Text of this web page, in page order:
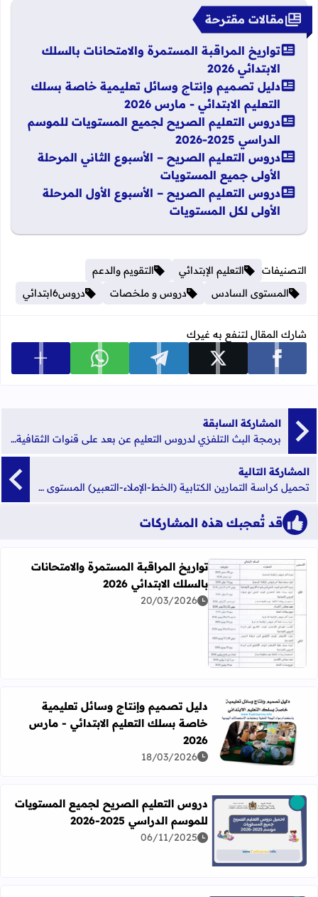
مقالات مقترحة
تواريخ المراقبة المستمرة والامتحانات بالسلك
الابتدائي 2026
دليل تصميم وإنتاج وسائل تعليمية خاصة بسلك
التعليم الابتدائي - مارس 2026
دروس التعليم الصريح لجميع المستويات للموسم
الدراسي 2025-2026
دروس التعليم الصريح – الأسبوع الثاني المرحلة
الأولى جميع المستويات
دروس التعليم الصريح – الأسبوع الأول المرحلة
الأولى لكل المستويات
التصنيفات التعليم الإبتدائي
التقويم والدعم
المستوى السادس
دروس و ملخصات دروس6ابتدائي
شارك المقال لتنفع به غيرك
شارك على facebook شارك على x شارك على telegram شارك على whatsapp عرض
المشاركة السابقة
برمجة البث التلفزي لدروس التعليم عن بعد على قنوات الثقافية والأمازيغية والعيون ليوم الاحد 28 مارس 2020
المشاركة التالية
تحميل كراسة التمارين الكتابية (الخط-الإملاء-التعبير) المستوى الأول
قد تُعجبك هذه المشاركات
اقرأ المزيد عن تواريخ المراقبة المستمرة والامتحانات بالسلك
تواريخ المراقبة المستمرة والامتحانات
بالسلك الابتدائي 2026
20/03/2026
اقرأ المزيد عن دليل تصميم وإنتاج وسائل تعليمية خاصة بسلك
دليل تصميم وإنتاج وسائل تعليمية
خاصة بسلك التعليم الابتدائي - مارس
2026
18/03/2026
اقرأ المزيد عن دروس التعليم الصريح لجميع المستويات للموسم
دروس التعليم الصريح لجميع المستويات
للموسم الدراسي 2025-2026
06/11/2025